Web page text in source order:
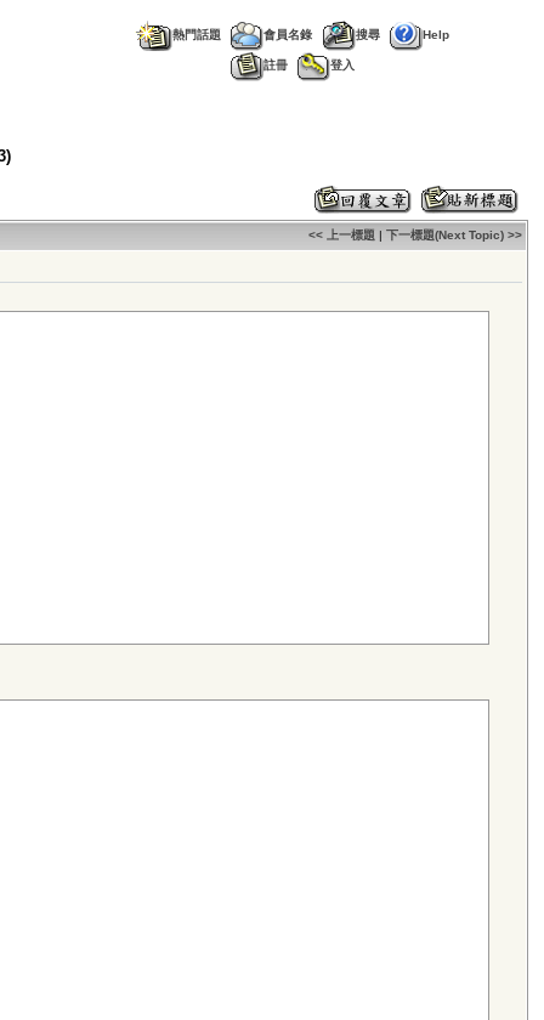
熱門話題 會員名錄 搜尋 Help
註冊 登入
<< 上一標題 | 下一標題(Next Topic) >>